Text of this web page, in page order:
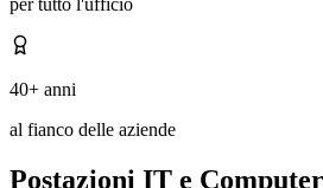
40+ anni
al fianco delle aziende
Postazioni IT e